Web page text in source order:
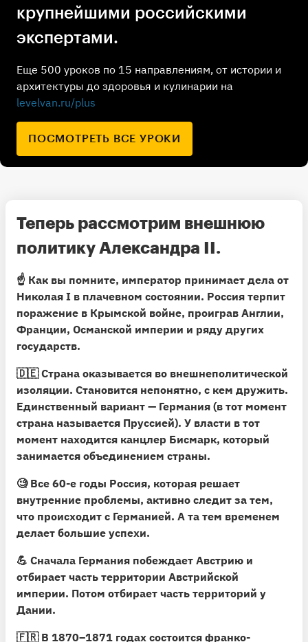
крупнейшими российскими
экспертами.
Еще 500 уроков по 15 направлениям, от истории и
архитектуры до здоровья и кулинарии на
levelvan.ru/plus
ПОСМОТРЕТЬ ВСЕ УРОКИ
Теперь рассмотрим внешнюю
политику Александра II.
☝️ Как вы помните, император принимает дела от
Николая I в плачевном состоянии. Россия терпит
поражение в Крымской войне, проиграв Англии,
Франции, Османской империи и ряду других
государств.
🇩🇪Страна оказывается во внешнеполитической
изоляции. Становится непонятно, с кем дружить.
Единственный вариант — Германия (в тот момент
страна называется Пруссией). У власти в тот
момент находится канцлер Бисмарк, который
занимается объединением страны.
🧐 Все 60-е годы Россия, которая решает
внутренние проблемы, активно следит за тем,
что происходит с Германией. А та тем временем
делает большие успехи.
💪 Сначала Германия побеждает Австрию и
отбирает часть территории Австрийской
империи. Потом отбирает часть территорий у
Дании.
🇫🇷 В 1870–1871 годах состоится франко-